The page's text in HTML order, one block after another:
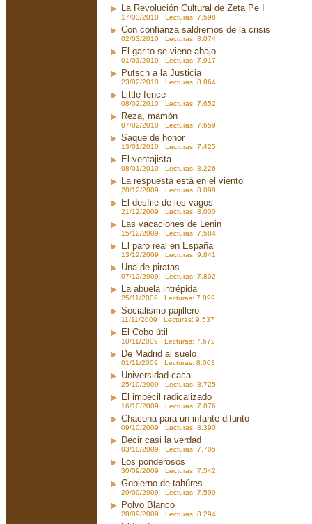
La Revolución Cultural de Zeta Pe I
17/03/2010 Lecturas: 7.598
Con confianza saldremos de la crisis
02/03/2010 Lecturas: 8.074
El garito se viene abajo
01/03/2010 Lecturas: 7.917
Putsch a la Justicia
23/02/2010 Lecturas: 8.864
Little fence
08/02/2010 Lecturas: 7.652
Reza, mamón
07/02/2010 Lecturas: 7.659
Saque de honor
13/01/2010 Lecturas: 7.425
El ventajista
08/01/2010 Lecturas: 8.226
La respuesta está en el viento
28/12/2009 Lecturas: 8.098
El desfile de los vagos
21/12/2009 Lecturas: 8.000
Las vacaciones de Lenin
15/12/2009 Lecturas: 7.584
El paro real en España
13/12/2009 Lecturas: 9.841
Una de piratas
07/12/2009 Lecturas: 7.802
La abuela intrépida
25/11/2009 Lecturas: 7.899
Socialismo pajillero
11/11/2009 Lecturas: 9.537
El Cobo útil
10/11/2009 Lecturas: 7.672
De Madrid al suelo
01/11/2009 Lecturas: 8.003
Universidad caca
25/10/2009 Lecturas: 8.725
El imbécil radicalizado
16/10/2009 Lecturas: 7.876
Chacona para un infante difunto
09/10/2009 Lecturas: 8.390
Decir casi la verdad
03/10/2009 Lecturas: 7.705
Los ponderosos
30/09/2009 Lecturas: 7.542
Gobierno de tahúres
29/09/2009 Lecturas: 7.590
Polvo Blanco
28/09/2009 Lecturas: 8.294